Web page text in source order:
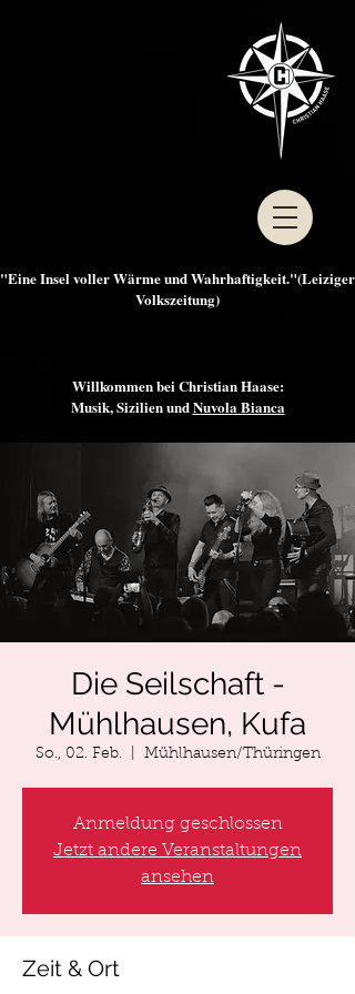
"Eine Insel voller Wärme und Wahrhaftigkeit."(Leiziger
Volkszeitung)
Willkommen bei Christian Haase:
Musik, Sizilien undNuvola Bianca
Die Seilschaft -
Mühlhausen, Kufa
So., 02. Feb. Mühlhausen/Thüringen
Anmeldung geschlossen
Jetzt andere Veranstaltungen
ansehen
Zeit & Ort